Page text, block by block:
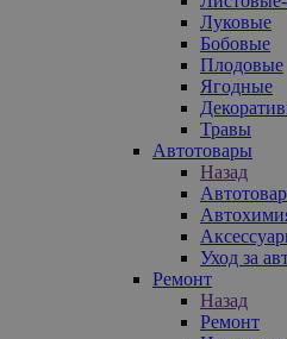
Луковые
Бобовые
Плодовые
Ягодные
Травы
Автотовары
Назад
Уход за
Ремонт
Назад
Ремонт